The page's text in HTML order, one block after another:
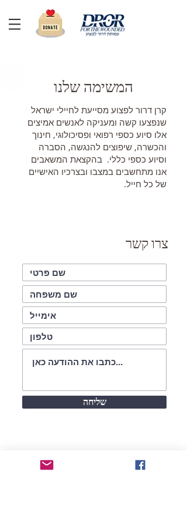
המשימה שלנו
קרן דרור לפצוע מסייעת לחיילי ישראל
שנפצעו קשה ומעניקה לאנשים אמיצים
אלו סיוע כספי רפואי ופסיכולוגי, חינוך
והכשרה, שיפוצים להנגשה, הסברה
וסיוע כספי כללי. בהקצאת המשאבים
אנו מתחשבים במצבו ובצרכיו האישיים
של כל חייל.
צרו קשר
שליחה
עקבו אחרינו